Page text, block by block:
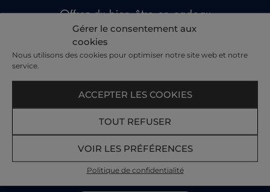
Gérer le consentement aux
cookies
Nous utilisons des cookies pour optimiser notre site web et notre
service.
ACCEPTER LES COOKIES
TOUT REFUSER
VOIR LES PRÉFÉRENCES
Politique de confidentialité
Offrez du bien-être en cadeau
Sur la boutique Cadeaux, découvrez toutes nos
idées, Thalasso, Spa, Aquatonic, Restaurants,
Séjours.Des idées cadeaux pour toutes les
occasions… et pour tous les budgets.